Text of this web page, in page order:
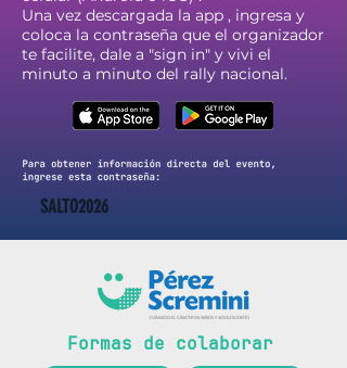
Una vez descargada la app , ingresa y
coloca la contraseña que el organizador
te facilite, dale a "sign in" y vivi el
minuto a minuto del rally nacional.
SALTO2026
Formas de colaborar